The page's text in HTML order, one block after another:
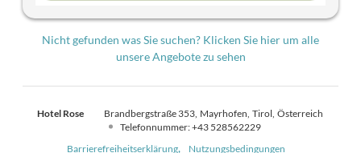
Nicht gefunden was Sie suchen? Klicken Sie hier um alle
unsere Angebote zu sehen
Hotel Rose Brandbergstraße 353 Mayrhofen Tirol Österreich
Telefonnummer:+43 528562229
Barrierefreiheitserklärung
Nutzungsbedingungen